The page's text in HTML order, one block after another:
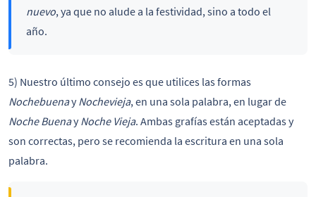
nuevo, ya que no alude a la festividad, sino a todo el
año.
5) Nuestro último consejo es que utilices las formas
NochebuenayNochevieja, en una sola palabra, en lugar de
Noche BuenayNoche Vieja. Ambas grafías están aceptadas y
son correctas, pero se recomienda la escritura en una sola
palabra.